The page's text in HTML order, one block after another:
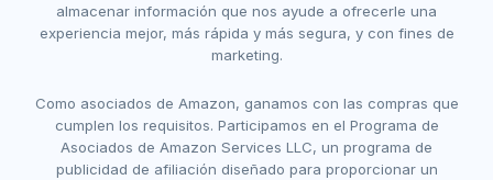
almacenar información que nos ayude a ofrecerle una
experiencia mejor, más rápida y más segura, y con fines de
marketing.
Como asociados de Amazon, ganamos con las compras que
cumplen los requisitos. Participamos en el Programa de
Asociados de Amazon Services LLC, un programa de
publicidad de afiliación diseñado para proporcionar un